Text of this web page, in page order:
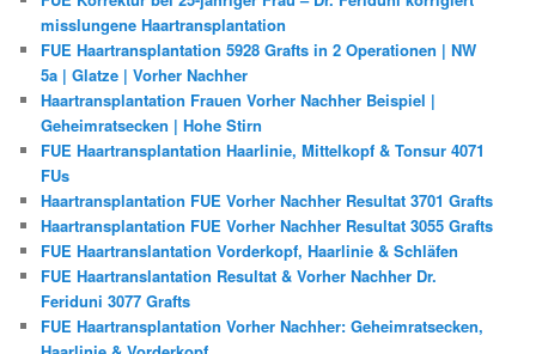
misslungene Haartransplantation
FUE Haartransplantation 5928 Grafts in 2 Operationen | NW
5a | Glatze | Vorher Nachher
Haartransplantation Frauen Vorher Nachher Beispiel |
Geheimratsecken | Hohe Stirn
FUE Haartransplantation Haarlinie, Mittelkopf & Tonsur 4071
FUs
Haartransplantation FUE Vorher Nachher Resultat 3701 Grafts
Haartransplantation FUE Vorher Nachher Resultat 3055 Grafts
FUE Haartranslantation Vorderkopf, Haarlinie & Schläfen
FUE Haartranslantation Resultat & Vorher Nachher Dr.
Feriduni 3077 Grafts
FUE Haartransplantation Vorher Nachher: Geheimratsecken,